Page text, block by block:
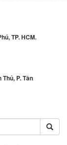
TP. HCM.
P. Tân